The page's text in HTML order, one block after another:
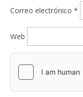
Correo electrónico *
Web